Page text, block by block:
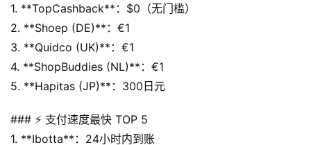
1. **TopCashback**：$0（无门槛）
2. **Shoep (DE)**：€1
3. **Quidco (UK)**：€1
4. **ShopBuddies (NL)**：€1
5. **Hapitas (JP)**：300日元
### ⚡ 支付速度最快 TOP 5
1. **Ibotta**：24小时内到账